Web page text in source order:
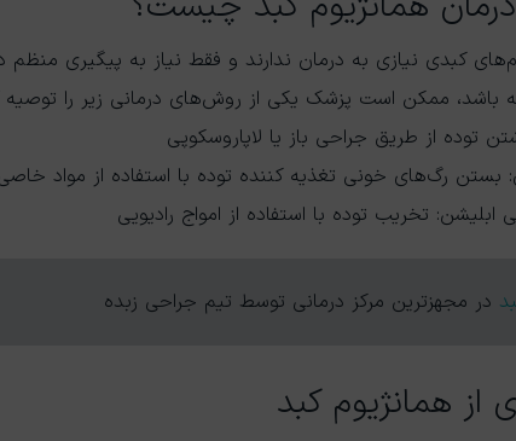
کبدی نیازی به درمان ندارند و فقط نیاز به پیگیری منظم
باشد، ممکن است پزشک یکی از روش‌های درمانی زیر را توصیه
توده از طریق جراحی باز یا لاپاروسکوپی
بستن رگ‌های خونی تغذیه کننده توده با استفاده از مواد
ابلیشن: تخریب توده با استفاده از امواج رادیویی
در مجهزترین مرکز درمانی توسط تیم جراحی زبده
از همانژیوم کبد